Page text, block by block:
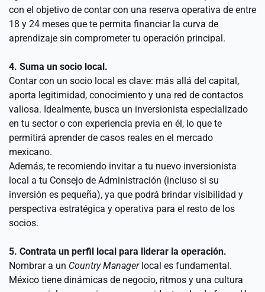
con el objetivo de contar con una reserva operativa de entre
18 y 24 meses que te permita financiar la curva de
aprendizaje sin comprometer tu operación principal.
4. Suma un socio local.
Contar con un socio local es clave: más allá del capital,
aporta legitimidad, conocimiento y una red de contactos
valiosa. Idealmente, busca un inversionista especializado
en tu sector o con experiencia previa en él, lo que te
permitirá aprender de casos reales en el mercado
mexicano.
Además, te recomiendo invitar a tu nuevo inversionista
local a tu Consejo de Administración (incluso si su
inversión es pequeña), ya que podrá brindar visibilidad y
perspectiva estratégica y operativa para el resto de los
socios.
5. Contrata un perfil local para liderar la operación.
Nombrar a un Country Manager local es fundamental.
México tiene dinámicas de negocio, ritmos y una cultura